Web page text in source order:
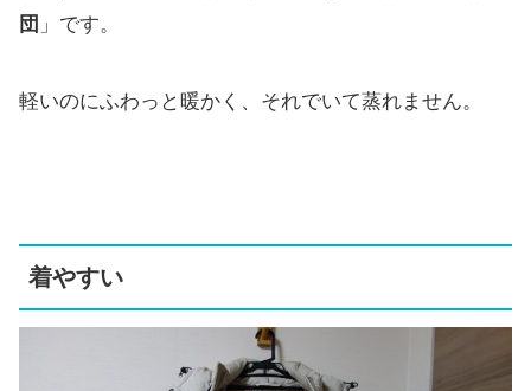
団 」です。
軽いのにふわっと暖かく、それでいて蒸れません。
着やすい